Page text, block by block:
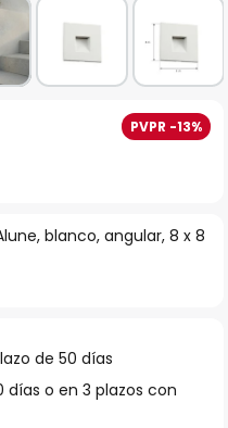
blanco, angular, 8 x 8
PVPR -13%
de 50 días
o en 3 plazos con